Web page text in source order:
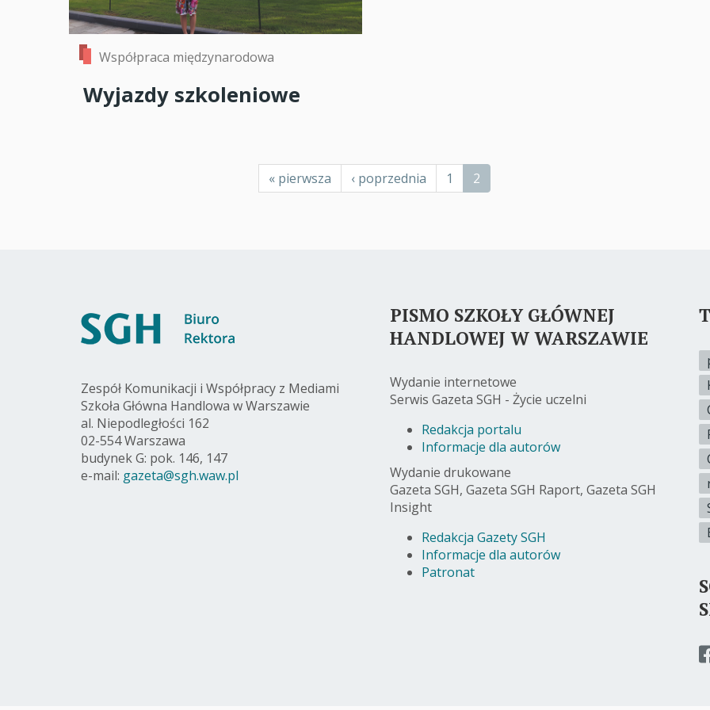
Współpraca międzynarodowa
Wyjazdy szkoleniowe
Pierwsza
strona
« pierwsza
Poprzednia
strona
‹ poprzednia Page
1
Bieżąca
strona
2
Zespół Komunikacji i Współpracy z Mediami
Szkoła Główna Handlowa w Warszawie
al. Niepodległości 162
02-554 Warszawa
budynek G: pok. 146, 147
e-mail: gazeta@sgh.waw.pl
PISMO SZKOŁY GŁÓWNEJ
HANDLOWEJ W WARSZAWIE
Wydanie internetowe
Serwis Gazeta SGH - Życie uczelni
Redakcja portalu
Informacje dla autorów
Wydanie drukowane
Gazeta SGH, Gazeta SGH Raport, Gazeta SGH
Insight
Redakcja Gazety SGH
Informacje dla autorów
Patronat